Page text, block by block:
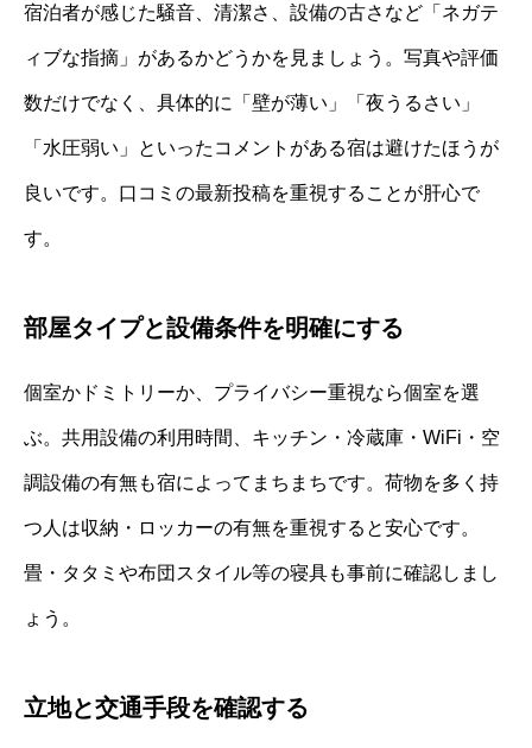
宿泊者が感じた騒音、清潔さ、設備の古さなど「ネガテ
ィブな指摘」があるかどうかを見ましょう。写真や評価
数だけでなく、具体的に「壁が薄い」「夜うるさい」
「水圧弱い」といったコメントがある宿は避けたほうが
良いです。口コミの最新投稿を重視することが肝心で
す。
部屋タイプと設備条件を明確にする
個室かドミトリーか、プライバシー重視なら個室を選
ぶ。共用設備の利用時間、キッチン・冷蔵庫・WiFi・空
調設備の有無も宿によってまちまちです。荷物を多く持
つ人は収納・ロッカーの有無を重視すると安心です。
畳・タタミや布団スタイル等の寝具も事前に確認しまし
ょう。
立地と交通手段を確認する